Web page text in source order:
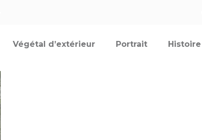
Végétal d’extérieur Portrait Histoire